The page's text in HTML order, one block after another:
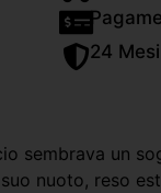
24
sembrava un
nuoto, reso